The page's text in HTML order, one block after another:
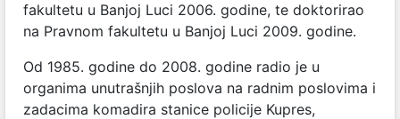
fakultetu u Banjoj Luci 2006. godine, te doktorirao
na Pravnom fakultetu u Banjoj Luci 2009. godine.
Od 1985. godine do 2008. godine radio je u
organima unutrašnjih poslova na radnim poslovima i
zadacima komadira stanice policije Kupres,